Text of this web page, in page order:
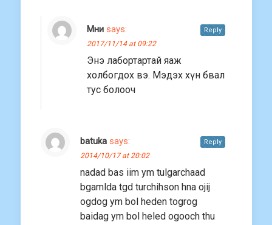
Мни says:
2017/11/14 at 09:22
Энэ лабортартай яаж
холбогдох вэ. Мэдэх хүн бвал
тус болооч
Reply
batuka says:
2014/10/17 at 20:02
nadad bas iim ym tulgarchaad
bgamlda tgd turchihson hna ojij
ogdog ym bol heden togrog
baidag ym bol heled ogooch thu
Reply